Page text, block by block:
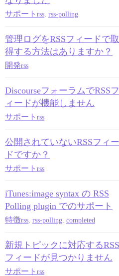
サポート rss rss-polling
管理ログをRSSフィードで取
得する方法はありますか？
開発rss
DiscourseフォーラムでRSSフ
ィードが機能しません
サポート rss
公開されていないRSSフィー
ドですか？
サポート rss
iTunes:image syntax の RSS
Polling plugin でのサポート
特徴rss rss-polling completed
新規トピックに対応するRSS
フィードが見つかりません
サポート rss